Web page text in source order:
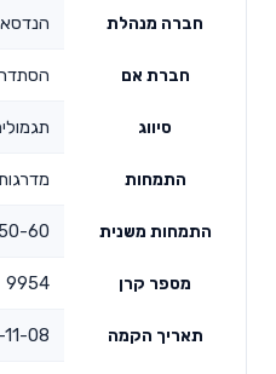
חברה מנהלת
חברת אם
סיווג
התמחות
התמחות משנית 60
מספר קרן 9954
תאריך הקמה 00:00:00